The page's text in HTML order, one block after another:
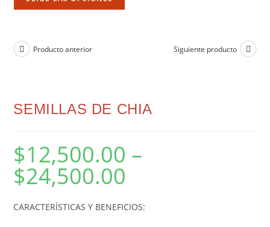
Producto anterior Siguiente producto
SEMILLAS DE CHIA
$12,500.00 –
$24,500.00
CARACTERÍSTICAS Y BENEFICIOS: